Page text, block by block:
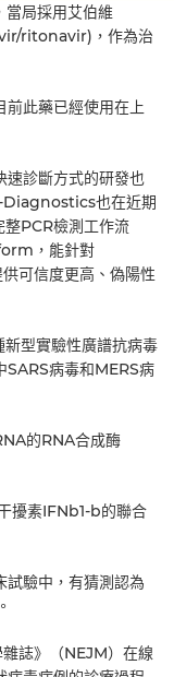
當局採用艾伯維
ritonavir)，作為治
前此藥已經使用在上
速診斷方式的研發也
Diagnostics也在近期
PCR檢測工作流
，能針對
可信度更高、偽陽性
型實驗性廣譜抗病毒
SARS病毒和MERS病
的RNA合成酶
擾素IFNb1-b的聯合
試驗中，有猜測認為
誌》（NEJM）在線